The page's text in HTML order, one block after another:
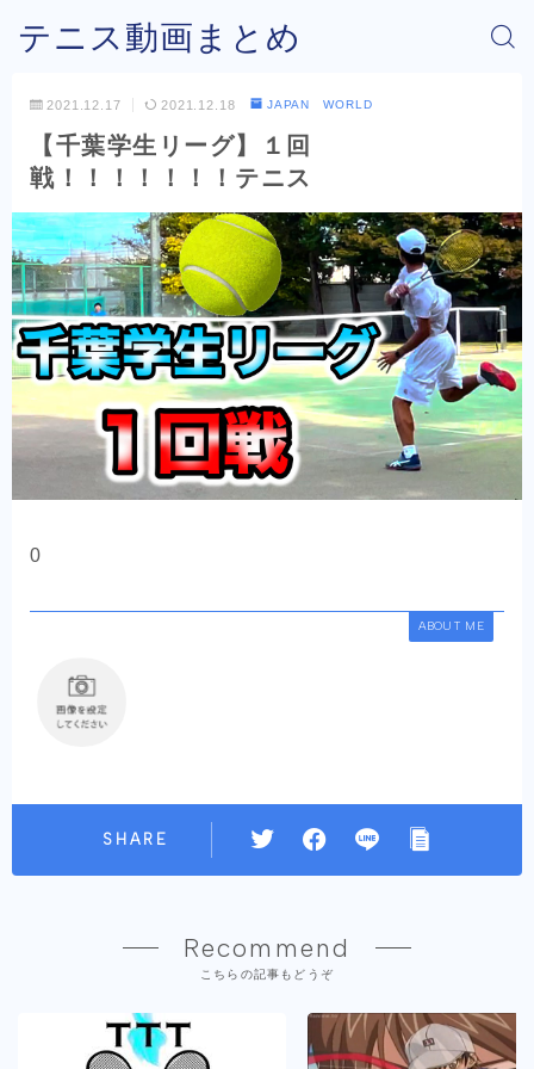
テニス動画まとめ
2021.12.17 2021.12.18 JAPAN WORLD
【千葉学生リーグ】１回
戦！！！！！！！テニス
0
ABOUT ME
SHARE
Recommend
こちらの記事もどうぞ